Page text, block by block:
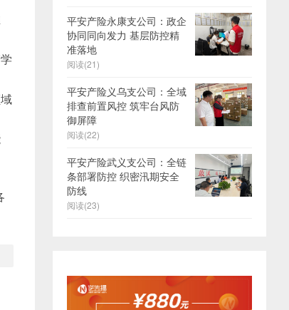
平安产险永康支公司：政企
协同同向发力 基层防控精
准落地
阅读(21)
平安产险义乌支公司：全域
排查前置风控 筑牢台风防
御屏障
阅读(22)
平安产险武义支公司：全链
条部署防控 织密汛期安全
防线
阅读(23)